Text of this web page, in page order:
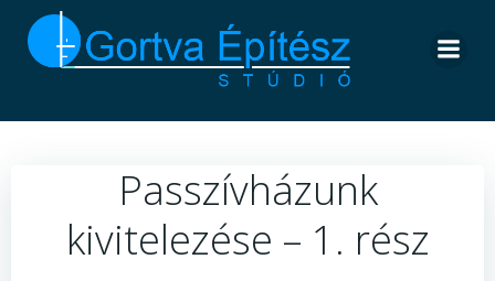
to
content
Passzívházunk
kivitelezése – 1. rész